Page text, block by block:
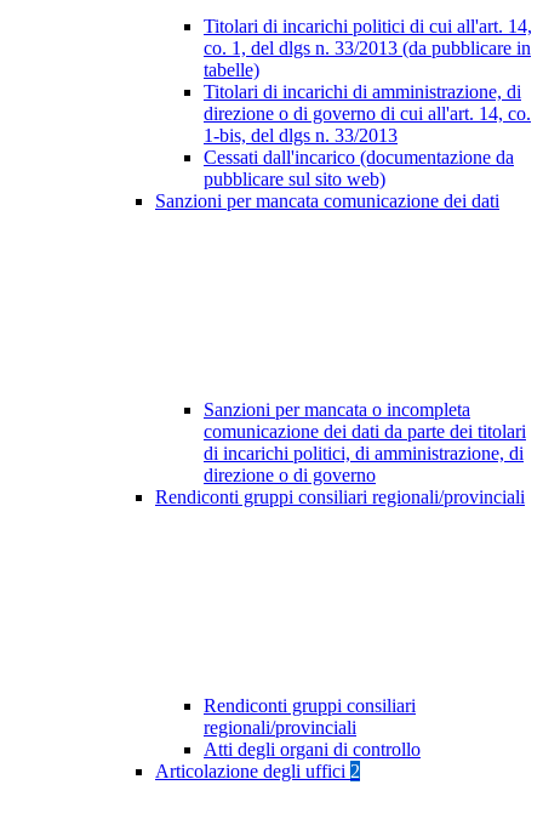
Titolari di incarichi politici di cui all'art. 14,
co. 1, del dlgs n. 33/2013 (da pubblicare in
tabelle)
Titolari di incarichi di amministrazione, di
direzione o di governo di cui all'art. 14, co.
1-bis, del dlgs n. 33/2013
Cessati dall'incarico (documentazione da
pubblicare sul sito web)
Sanzioni per mancata comunicazione dei dati
Sanzioni per mancata o incompleta
comunicazione dei dati da parte dei titolari
di incarichi politici, di amministrazione, di
direzione o di governo
Rendiconti gruppi consiliari regionali/provinciali
Rendiconti gruppi consiliari
regionali/provinciali
Atti degli organi di controllo
Articolazione degli uffici 2